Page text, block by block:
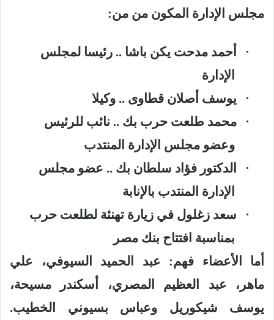
مجلس الإدارة المكون من من:
·
أحمد مدحت يكن باشا .. رئيسا لمجلس
الإدارة
·
يوسف أصلان قطاوى .. وكيلا
·
محمد طلعت حرب بك .. نائب للرئيس
وعضو مجلس الإدارة المنتدب
·
الدكتور فؤاد سلطان بك .. عضو مجلس
الإدارة المنتدب بالإنابة
·
سعد زغلول في زيارة تهنئة لطلعت حرب
بمناسبة افتتاح بنك مصر
أما الأعضاء فهم: عبد الحميد السيوفي، علي
ماهر، عبد العظيم المصري، أسكندر مسيحة،
يوسف شيكوريل وعباس بسيوني الخطيب.